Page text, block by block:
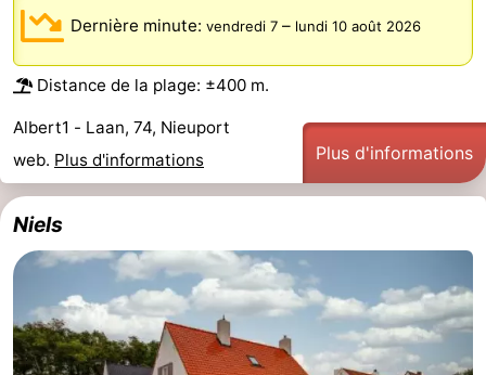
Dernière minute: vendredi 7 – lundi 10 août 2026
Distance de la plage: ±400 m.
Albert1 - Laan, 74, Nieuport
web. Plus d'informations Plus d'informations
Niels